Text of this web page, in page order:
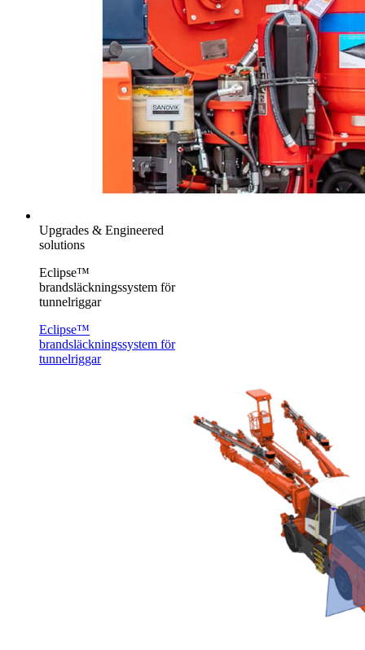
Upgrades & Engineered
solutions
Eclipse™
brandsläckningssystem för
tunnelriggar
Eclipse™
brandsläckningssystem för
tunnelriggar